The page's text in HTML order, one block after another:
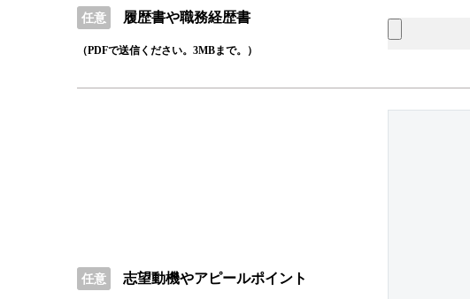
任意 履歴書や職務経歴書
（PDFで送信ください。3MBまで。）
任意 志望動機やアピールポイント